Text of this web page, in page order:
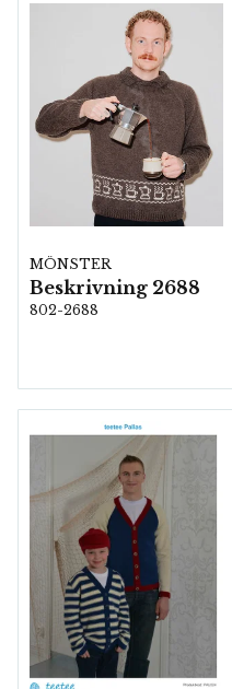
MÖNSTER
Beskrivning 2688
802-2688